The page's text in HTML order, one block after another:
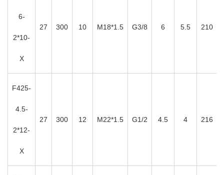
6-
2*10-
X
27 300 10 M18*1.5 G3/8 6 5.5 210
F425-
4.5-
2*12-
X
27 300 12 M22*1.5 G1/2 4.5 4 216